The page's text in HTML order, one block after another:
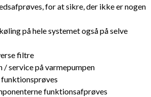
for at sikre, der ikke er nogen
på hele systemet også på selve
filtre
/ service på varmepumpen
funktionsafprøves